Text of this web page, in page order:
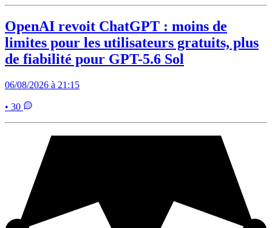
OpenAI revoit ChatGPT : moins de
limites pour les utilisateurs gratuits, plus
de fiabilité pour GPT-5.6 Sol
06/08/2026 à 21:15
• 30